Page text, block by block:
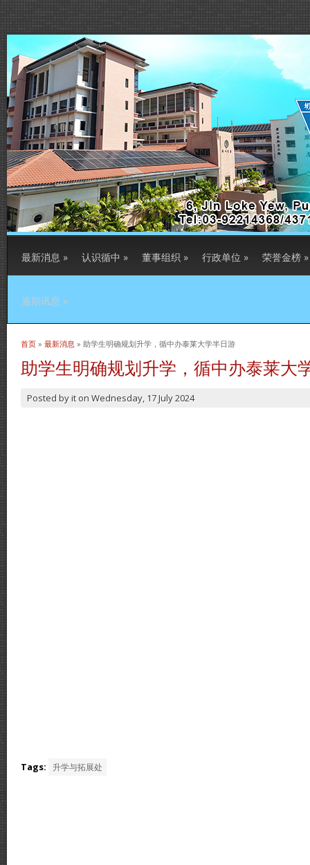
最新消息 » 认识循中 » 董事组织 » 行政单位 » 荣誉金榜 »
逾期讯息 »
当前位置
首页 » 最新消息 » 助学生明确规划升学，循中办泰莱大学半日游
助学生明确规划升学，循中办泰莱大
Posted byit on Wednesday, 17 July 2024
Tags: 升学与拓展处